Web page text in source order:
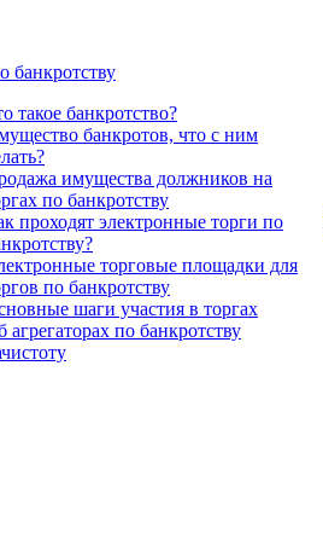
банкротству
такое банкротство?
банкротов, что с ним
имущества должников на
по банкротству
проходят электронные торги по
торговые площадки для
по банкротству
шаги участия в торгах
агрегаторах по банкротству